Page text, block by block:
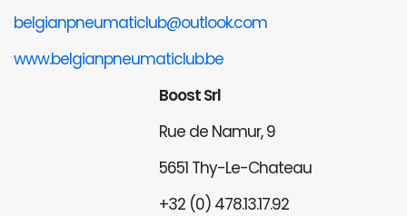
belgianpneumaticlub@outlook.com
www.belgianpneumaticlub.be
Boost Srl
Rue de Namur, 9
5651 Thy-Le-Chateau
+32 (0) 478.13.17.92